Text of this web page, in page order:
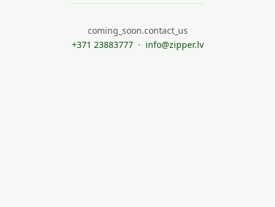
coming_soon.contact_us
+371 23883777· info@zipper.lv